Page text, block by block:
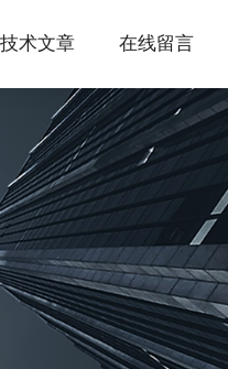
技术文章 在线留言